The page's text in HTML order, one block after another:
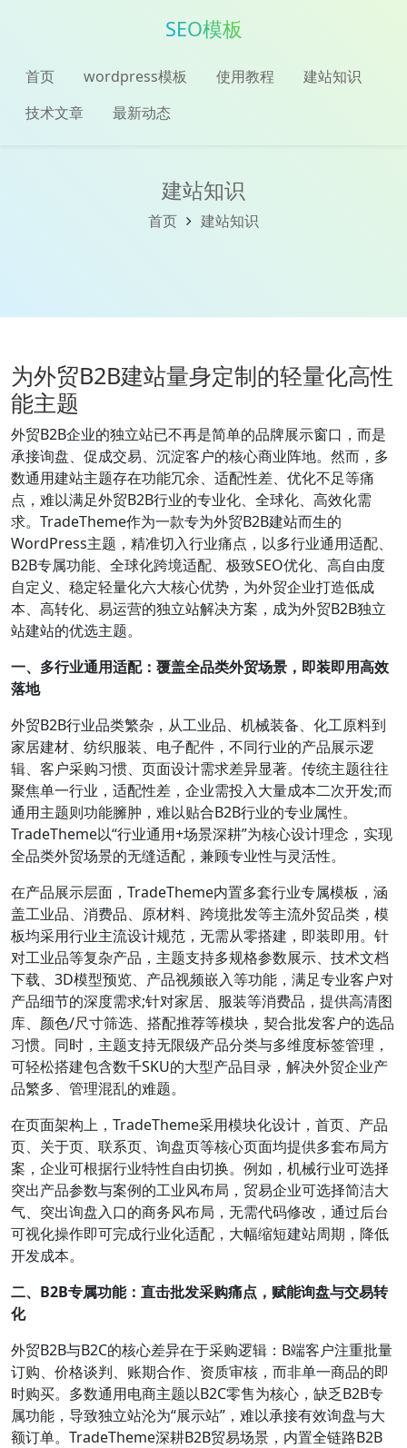
SEO模板
首页 wordpress模板 使用教程
建站知识
技术文章
最新动态
建站知识
首页 建站知识
为外贸B2B建站量身定制的轻量化高性
能主题
外贸B2B企业的独立站已不再是简单的品牌展示窗口，而是
承接询盘、促成交易、沉淀客户的核心商业阵地。然而，多
数通用建站主题存在功能冗余、适配性差、优化不足等痛
点，难以满足外贸B2B行业的专业化、全球化、高效化需
求。TradeTheme作为一款专为外贸B2B建站而生的
WordPress主题，精准切入行业痛点，以多行业通用适配、
B2B专属功能、全球化跨境适配、极致SEO优化、高自由度
自定义、稳定轻量化六大核心优势，为外贸企业打造低成
本、高转化、易运营的独立站解决方案，成为外贸B2B独立
站建站的优选主题。
一、多行业通用适配：覆盖全品类外贸场景，即装即用高效
落地
外贸B2B行业品类繁杂，从工业品、机械装备、化工原料到
家居建材、纺织服装、电子配件，不同行业的产品展示逻
辑、客户采购习惯、页面设计需求差异显著。传统主题往往
聚焦单一行业，适配性差，企业需投入大量成本二次开发;而
通用主题则功能臃肿，难以贴合B2B行业的专业属性。
TradeTheme以“行业通用+场景深耕”为核心设计理念，实现
全品类外贸场景的无缝适配，兼顾专业性与灵活性。
在产品展示层面，TradeTheme内置多套行业专属模板，涵
盖工业品、消费品、原材料、跨境批发等主流外贸品类，模
板均采用行业主流设计规范，无需从零搭建，即装即用。针
对工业品等复杂产品，主题支持多规格参数展示、技术文档
下载、3D模型预览、产品视频嵌入等功能，满足专业客户对
产品细节的深度需求;针对家居、服装等消费品，提供高清图
库、颜色/尺寸筛选、搭配推荐等模块，契合批发客户的选品
习惯。同时，主题支持无限级产品分类与多维度标签管理，
可轻松搭建包含数千SKU的大型产品目录，解决外贸企业产
品繁多、管理混乱的难题。
在页面架构上，TradeTheme采用模块化设计，首页、产品
页、关于页、联系页、询盘页等核心页面均提供多套布局方
案，企业可根据行业特性自由切换。例如，机械行业可选择
突出产品参数与案例的工业风布局，贸易企业可选择简洁大
气、突出询盘入口的商务风布局，无需代码修改，通过后台
可视化操作即可完成行业化适配，大幅缩短建站周期，降低
开发成本。
二、B2B专属功能：直击批发采购痛点，赋能询盘与交易转
化
外贸B2B与B2C的核心差异在于采购逻辑：B端客户注重批量
订购、价格谈判、账期合作、资质审核，而非单一商品的即
时购买。多数通用电商主题以B2C零售为核心，缺乏B2B专
属功能，导致独立站沦为“展示站”，难以承接有效询盘与大
额订单。TradeTheme深耕B2B贸易场景，内置全链路B2B